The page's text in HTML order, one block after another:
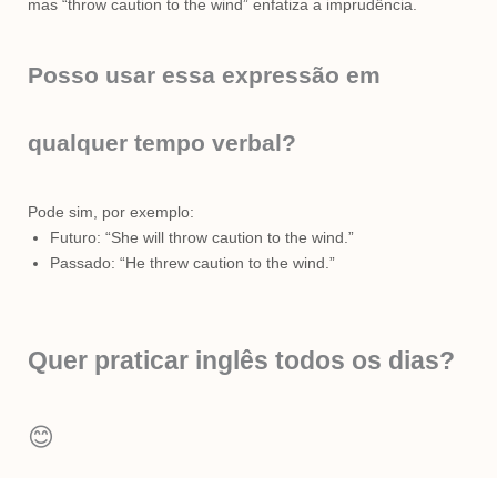
mas “throw caution to the wind” enfatiza a imprudência.
Posso usar essa expressão em
qualquer tempo verbal?
Pode sim, por exemplo:
Futuro: “She will throw caution to the wind.”
Passado: “He threw caution to the wind.”
Quer praticar inglês todos os dias?
😊